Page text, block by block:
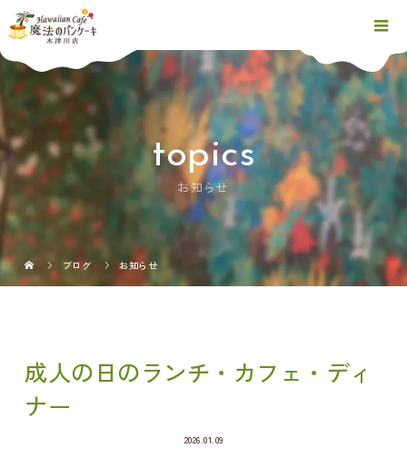
topics
お知らせ
ブログ お知らせ
成人の日のランチ・カフェ・ディ
ナー
2026.01.09